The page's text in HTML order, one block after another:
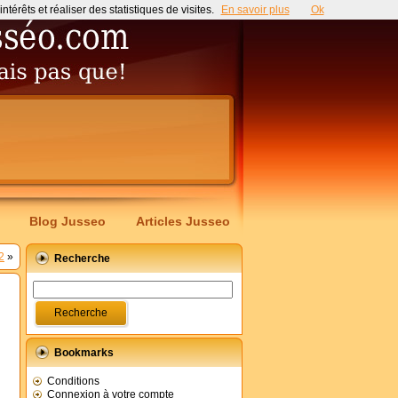
Blog Jusseo Articles Jusseo
» Recherche
Bookmarks
Conditions
Connexion à votre compte
et réaliser des statistiques de visites. En savoir plus Ok